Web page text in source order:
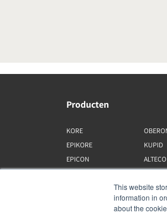
This website
information in
about the
Producten
KORE
EPIKORE
EPICON
KUPID
ALTECO
KATCH
IO